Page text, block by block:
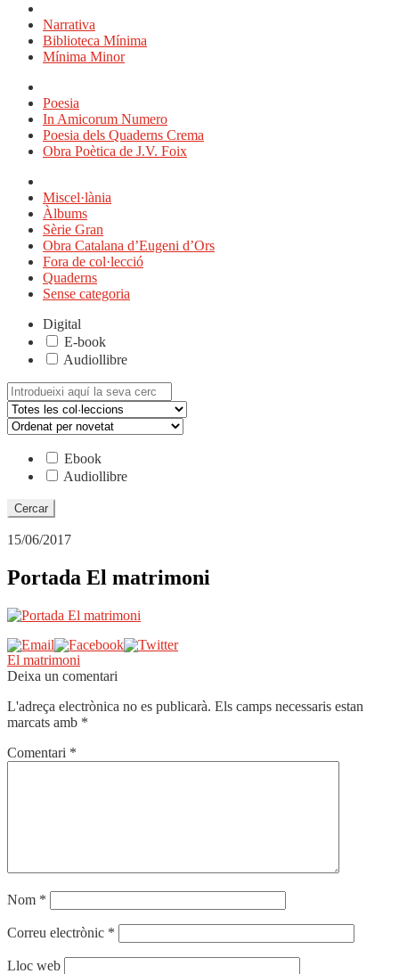
Narrativa
Biblioteca Mínima
Mínima Minor
Poesia
In Amicorum Numero
Poesia dels Quaderns Crema
Obra Poètica de J.V. Foix
Miscel·lània
Àlbums
Sèrie Gran
Obra Catalana d’Eugeni d’Ors
Fora de col·lecció
Quaderns
Sense categoria
Digital
E-book
Audiollibre
Cerca:
Ebook
Audiollibre
15/06/2017
Portada El matrimoni
Navegació
d'entrades
Entrada
anterior:
El matrimoni
Deixa un comentari
L'adreça electrònica no es publicarà. Els camps necessaris estan
marcats amb *
Comentari *
Nom *
Correu electrònic *
Lloc web